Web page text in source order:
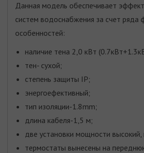
Данная модель обеспечивает
систем водоснабжения за счет ряда
особенностей:
наличие тена 2,0 кВт
тен- сухой;
степень защиты IP;
энергоефективный;
тип изоляции-1.8mm;
длина кабеля-1,5 м;
две установки мощности высокий,
термостаты вынесены на